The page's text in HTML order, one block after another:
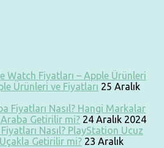
Watch Fiyatları – Apple Ürünleri
Ürünleri ve Fiyatları 25 Aralık
Fiyatları Nasıl? Hangi Markalar
Araba Getirilir mi? 24 Aralık 2024
Nasıl? PlayStation Ucuz
Getirilir mi? 23 Aralık